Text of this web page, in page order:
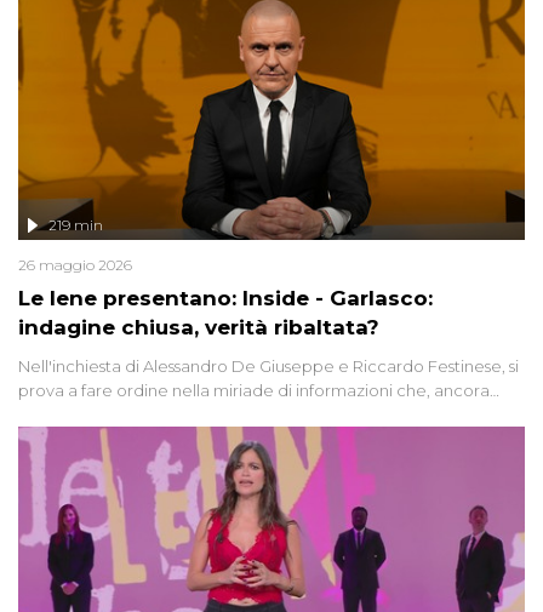
Le Iene presentano: Inside - Garlasco:
indagine chiusa, verità ribaltata?
219 min
26 maggio 2026
Nell'inchiesta di Alessandro De Giuseppe e Riccardo Festinese, si
prova a fare ordine nella miriade di informazioni che, ancora
giudiziarie più discusse degli ultimi anni. Lo speciale ricostruisce la
vicenda mettendo in fila testimonianze, errori, dettagli
controversi e i protagonisti di un'indagine che sembra non avere
fine.